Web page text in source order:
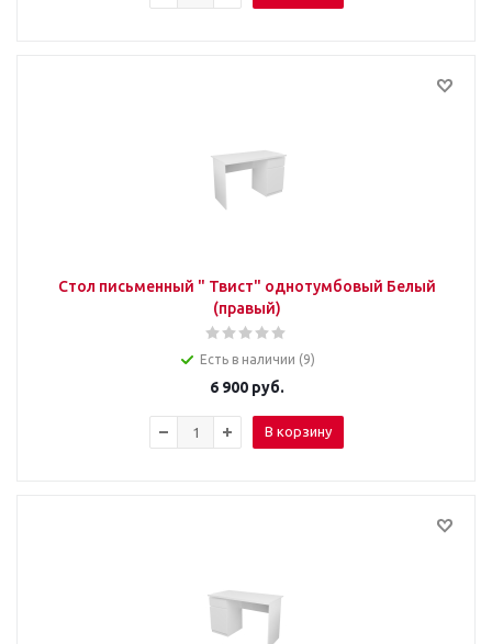
Стол письменный " Твист" однотумбовый Белый
(правый)
Есть в наличии (9)
6 900руб.
В корзину